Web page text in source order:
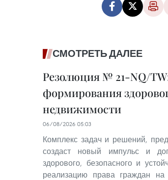
СМОТРЕТЬ ДАЛЕЕ
Резолюция № 21-NQ/
формирования
недвижимости
06/08/2026 05:03
Комплекс задач и решений,
создаст новый импульс и
здорового, безопасного и
реализацию права граждан